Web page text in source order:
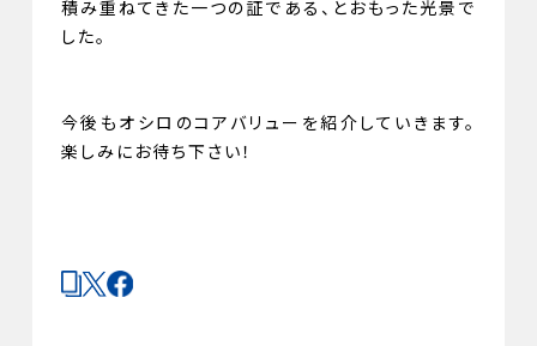
積み重ねてきた一つの証である、とおもった光景で
した。
今後もオシロのコアバリューを紹介していきます。
楽しみにお待ち下さい！